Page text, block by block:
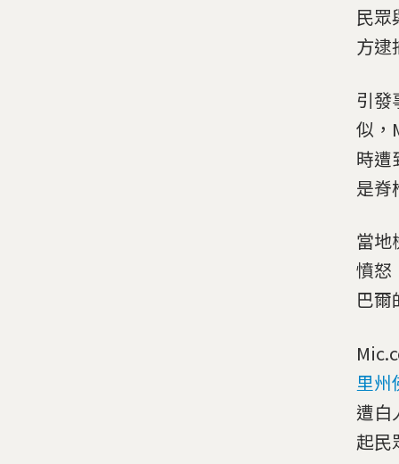
民眾
方逮
引發
似，
時遭
是脊
當地
憤怒
巴爾
里州
遭白
起民